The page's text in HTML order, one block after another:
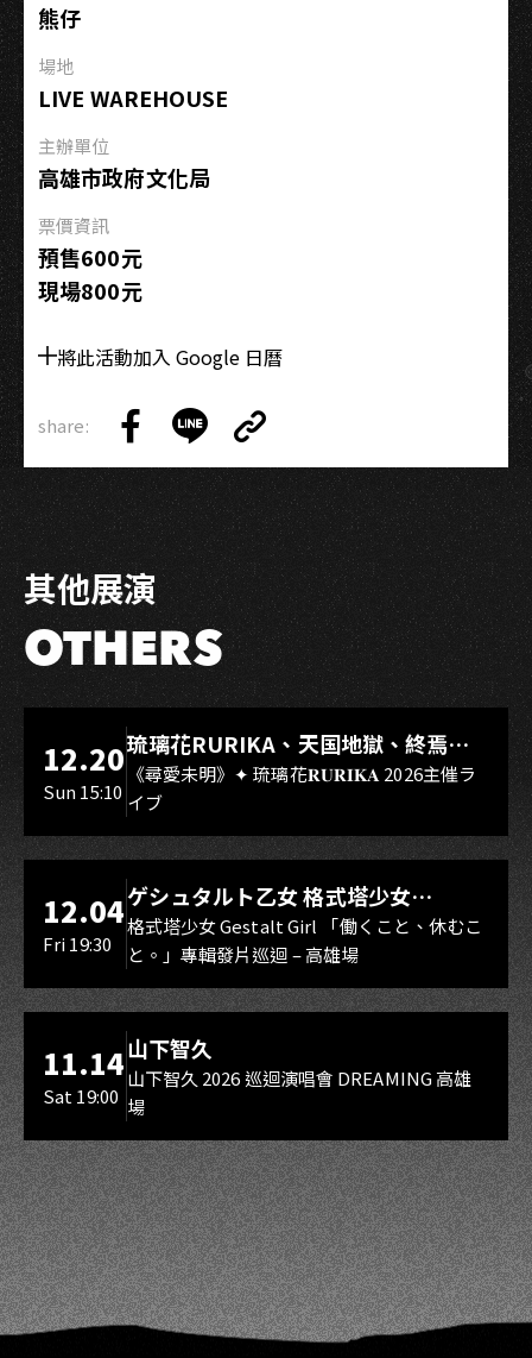
熊仔
場地
LIVE WAREHOUSE
主辦單位
高雄市政府文化局
票價資訊
預售600元
現場800元
將此活動加入 Google 日曆
share:
on
Facebook
on
LINE
Link
Copy
Link
其他展演
OTHERS
LIVE WAREHOUSE 小庫
12.20
Sun 15:10
琉璃花RURIKA、天国地獄、終焉
Rebirth、DUALIA、無我夢中、花奏
スマイル（O.A.）
《尋愛未明》✦ 琉璃花𝐑𝐔𝐑𝐈𝐊𝐀 2026主催ラ
イブ
LIVE WAREHOUSE 小庫
12.04
Fri 19:30
ゲシュタルト乙女 格式塔少女
Gestalt Girl
格式塔少女 Gestalt Girl 「働くこと、休むこ
と。」專輯發片巡迴 – 高雄場
11.14
Sat 19:00
山下智久
山下智久 2026 巡迴演唱會 DREAMING 高雄
場